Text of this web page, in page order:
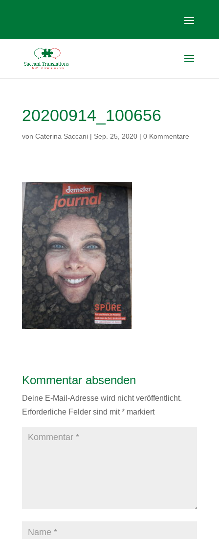
20200914_100656
von Caterina Saccani| Sep. 25, 2020| 0 Kommentare
Kommentar absenden
Deine E-Mail-Adresse wird nicht veröffentlicht.
Erforderliche Felder sind mit*markiert